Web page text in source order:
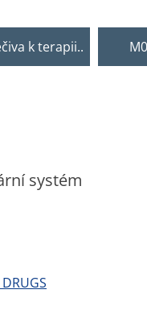
k terapii..
systém